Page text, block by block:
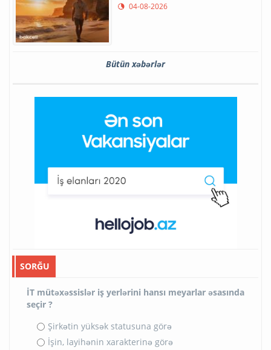
04-08-2026
Bütün xəbərlər
SORĞU
İT mütəxəssislər iş yerlərini hansı meyarlar əsasında
seçir ?
Şirkətin yüksək statusuna görə
İşin, layihənin xarakterinə görə